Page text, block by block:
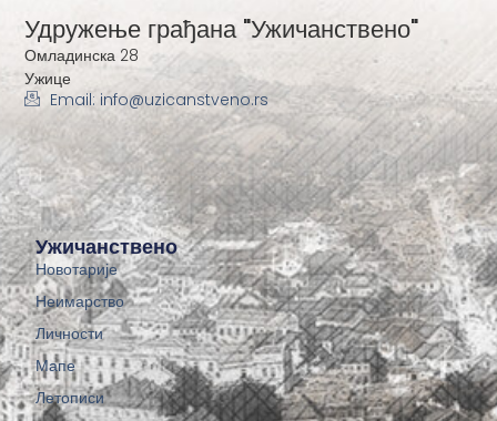
Ужичанствено
Новотарије
Неимарство
Личности
Мапе
Летописи
Удружење грађана "Ужичанствено"
Омладинска 28
Ужице
Email: info@uzicanstveno.rs